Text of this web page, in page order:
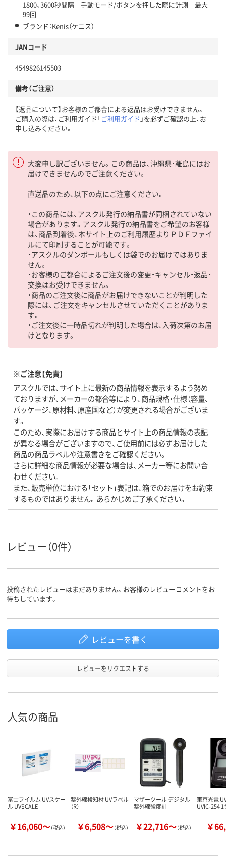
1800、3600秒間隔 手動モード/ボタンを押した際に計測 最大
99回
ブランド：Kenis（ケニス）
JANコード
4549826145503
備考（ご注意）
【返品について】お客様のご都合による返品はお受けできません。
ご購入の際は、ご利用ガイド「ご利用ガイド 」を必ずご確認の上、お
申し込みください。
大変申し訳ございません。この商品は、沖縄県・離島にはお
届けできませんのでご注意ください。
直送品のため、以下の点にご注意ください。
・この商品には、アスクル発行の納品書が同梱されていない
場合があります。アスクル発行の納品書をご希望のお客様
は、商品到着後、本サイト上のご利用履歴よりＰＤＦファイ
ルにて印刷することが可能です。
・アスクルのダンボールもしくは袋でのお届けではありま
せん。
・お客様のご都合によるご注文後の変更・キャンセル・返品・
交換はお受けできません。
・商品のご注文後に商品がお届けできないことが判明した
際には、ご注文をキャンセルさせていただくことがありま
す。
・ご注文後に一時品切れが判明した場合は、入荷次第のお届
けとなります。
※ご注意【免責】
アスクルでは、サイト上に最新の商品情報を表示するよう努め
ておりますが、メーカーの都合等により、商品規格・仕様（容量、
パッケージ、原材料、原産国など）が変更される場合がございま
す。
このため、実際にお届けする商品とサイト上の商品情報の表記
が異なる場合がございますので、ご使用前には必ずお届けした
商品の商品ラベルや注意書きをご確認ください。
さらに詳細な商品情報が必要な場合は、メーカー等にお問い合
わせください。
また、販売単位における「セット」表記は、箱でのお届けをお約束
するものではありません。あらかじめご了承ください。
レビュー（0件）
投稿されたレビューはまだありません。お客様のレビューコメントをお
待ちしています。
レビューを書く
レビューをリクエストする
人気の商品
富士フイルム UVスケー
ル UVSCALE
￥16,060～（税込）
紫外線検知材 UVラベル
（R）
￥6,508～（税込）
マザーツール デジタル
紫外線強度計
￥22,716～（税込）
東京光電
UVIC-254 1
￥